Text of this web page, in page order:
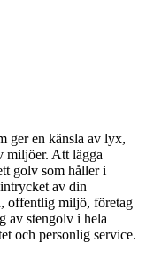
ger en känsla av lyx,
miljöer. Att lägga
golv som håller i
av din
offentlig miljö, företag
av stengolv i hela
och personlig service.